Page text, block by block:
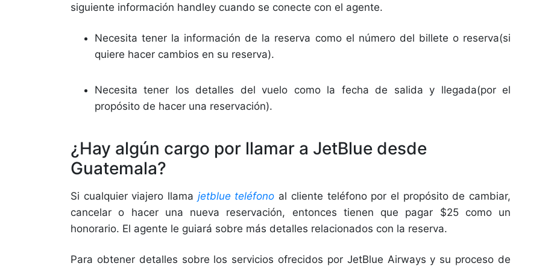
siguiente información handley cuando se conecte con el agente.
Necesita tener la información de la reserva como el número del billete o reserva(si
quiere hacer cambios en su reserva).
Necesita tener los detalles del vuelo como la fecha de salida y llegada(por el
propósito de hacer una reservación).
¿Hay algún cargo por llamar a JetBlue desde
Guatemala?
Si cualquier viajero llama jetblue teléfono al cliente teléfono por el propósito de cambiar,
cancelar o hacer una nueva reservación, entonces tienen que pagar $25 como un
honorario. El agente le guiará sobre más detalles relacionados con la reserva.
Para obtener detalles sobre los servicios ofrecidos por JetBlue Airways y su proceso de